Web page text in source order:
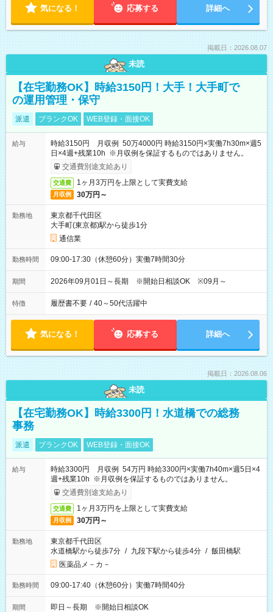
気になる！ 応募する 詳細へ
掲載日：2026.08.07
未読
【在宅勤務OK】時給3150円！大手！大手町で
の運用管理・保守
派遣 ブランクOK WEB登録・面接OK
給与
時給3150円 月収例 50万4000円 時給3150円×実働7h30m×週5
日×4週+残業10h ※月収例を保証するものではありません。
交通費別途支給あり
交通費 1ヶ月3万円を上限として実費支給
月収例 30万円～
勤務地
東京都千代田区
大手町(東京都)駅から徒歩1分
通信業
勤務時間 09:00-17:30（休憩60分）実働7時間30分
期間 2026年09月01日～長期 ※開始日相談OK ※09月～
特徴 履歴書不要 / 40～50代活躍中
気になる！ 応募する 詳細へ
掲載日：2026.08.06
未読
【在宅勤務OK】時給3300円！水道橋での総務
事務
派遣 ブランクOK WEB登録・面接OK
給与
時給3300円 月収例 54万円 時給3300円×実働7h40m×週5日×4
週+残業10h ※月収例を保証するものではありません。
交通費別途支給あり
交通費 1ヶ月3万円を上限として実費支給
月収例 30万円～
勤務地
東京都千代田区
水道橋駅から徒歩7分 / 九段下駅から徒歩4分 / 飯田橋駅
医薬品メ－カ－
勤務時間 09:00-17:40（休憩60分）実働7時間40分
期間 即日～長期 ※開始日相談OK